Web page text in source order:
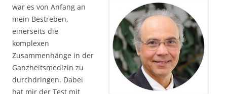
war es von Anfang an
mein Bestreben,
einerseits die
komplexen
Zusammenhänge in der
Ganzheitsmedizin zu
durchdringen. Dabei
hat mir der Test mit